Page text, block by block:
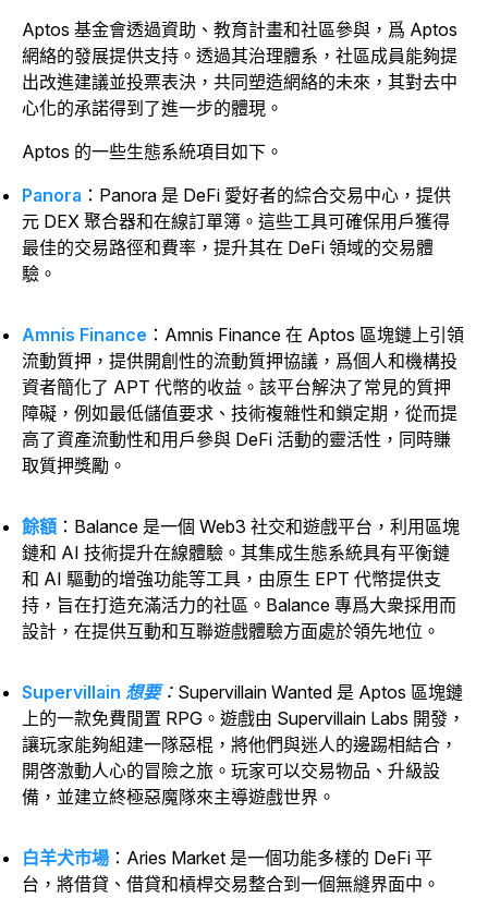
Aptos 基金會透過資助、教育計畫和社區參與，爲 Aptos
網絡的發展提供支持。透過其治理體系，社區成員能夠提
出改進建議並投票表決，共同塑造網絡的未來，其對去中
心化的承諾得到了進一步的體現。
Aptos 的一些生態系統項目如下。
Panora ：Panora 是 DeFi 愛好者的綜合交易中心，提供
元 DEX 聚合器和在線訂單簿。這些工具可確保用戶獲得
最佳的交易路徑和費率，提升其在 DeFi 領域的交易體
驗。
Amnis Finance ：Amnis Finance 在 Aptos 區塊鏈上引領
流動質押，提供開創性的流動質押協議，爲個人和機構投
資者簡化了 APT 代幣的收益。該平台解決了常見的質押
障礙，例如最低儲值要求、技術複雜性和鎖定期，從而提
高了資產流動性和用戶參與 DeFi 活動的靈活性，同時賺
取質押獎勵。
餘額 ：Balance 是一個 Web3 社交和遊戲平台，利用區塊
鏈和 AI 技術提升在線體驗。其集成生態系統具有平衡鏈
和 AI 驅動的增強功能等工具，由原生 EPT 代幣提供支
持，旨在打造充滿活力的社區。Balance 專爲大衆採用而
設計，在提供互動和互聯遊戲體驗方面處於領先地位。
Supervillain 想要：Supervillain Wanted 是 Aptos 區塊鏈
上的一款免費閒置 RPG。遊戲由 Supervillain Labs 開發，
讓玩家能夠組建一隊惡棍，將他們與迷人的邊踢相結合，
開啓激動人心的冒險之旅。玩家可以交易物品、升級設
備，並建立終極惡魔隊來主導遊戲世界。
白羊犬市場 ：Aries Market 是一個功能多樣的 DeFi 平
台，將借貸、借貸和槓桿交易整合到一個無縫界面中。